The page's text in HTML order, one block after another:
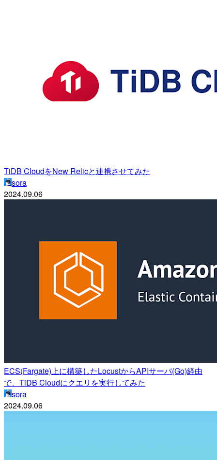
TiDB CloudをNew Relicと連携させてみた
sora
2024.09.06
ECS(Fargate)上に構築したLocustからAPIサーバ(Go)経由
で、TiDB Cloudにクエリを実行してみた
sora
2024.09.06